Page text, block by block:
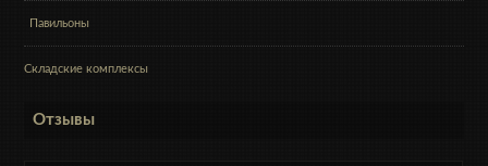
Павильоны
Складские комплексы
Отзывы